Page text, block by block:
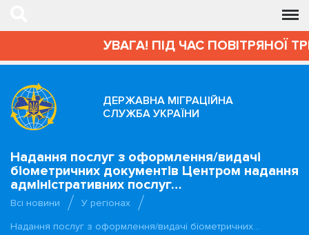
УВАГА! ПІД ЧАС ПОВІТРЯНОЇ
ДЕРЖАВНА МІГРАЦІЙНА
СЛУЖБА УКРАЇНИ
Надання послуг з оформлення/видачі
біометричних документів Центром надання
адміністративних послуг…
Всі новини
У регіонах
Надання послуг з оформлення/видачі біометричних…